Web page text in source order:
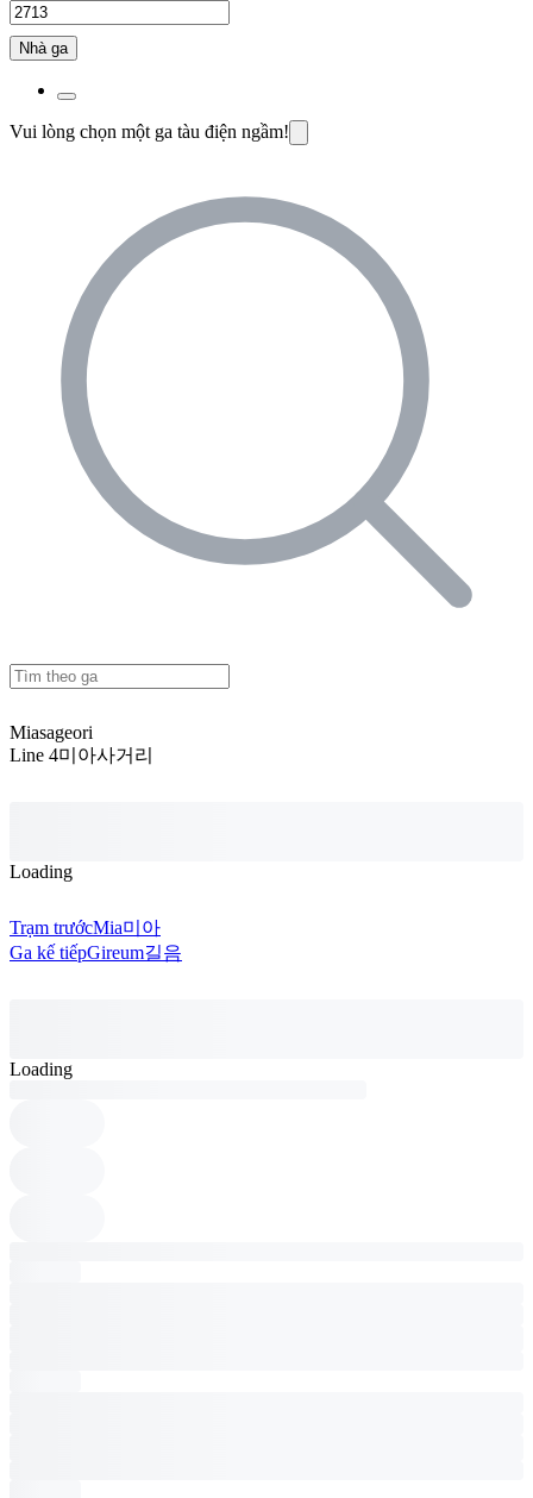
Nhà ga
Vui lòng chọn một ga tàu điện ngầm!
Miasageori
Line 4미아사거리
Loading
Trạm trướcMia미아
Ga kế tiếpGireum길음
Loading